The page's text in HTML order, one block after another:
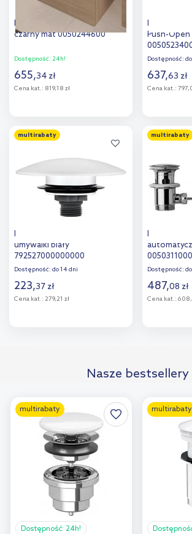
Duravit korek do umywalki
czarny mat 0050244600
Dostępność: 24h!
655,34 zł
Cena kat.: 819,18 zł
Dodaj do
porównania
Duravit
Push-Open
Dostępność:
637,63 zł
Cena kat.:
Dodaj
multirabaty
Duravit Universal korek do
umywalki biały
792527000000000
Dostępność: do 14 dni
223,37 zł
Cena kat.: 279,21 zł
porównania
multirabaty
Duravit
0050311000
Dostępność:
487,08 zł
Cena kat.:
Nasze bestsellery
multirabaty
Dostępność: 24h!
multirabaty